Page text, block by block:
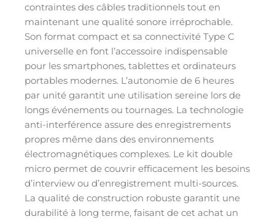
contraintes des câbles traditionnels tout en
maintenant une qualité sonore irréprochable.
Son format compact et sa connectivité Type C
universelle en font l’accessoire indispensable
pour les smartphones, tablettes et ordinateurs
portables modernes. L’autonomie de 6 heures
par unité garantit une utilisation sereine lors de
longs événements ou tournages. La technologie
anti-interférence assure des enregistrements
propres même dans des environnements
électromagnétiques complexes. Le kit double
micro permet de couvrir efficacement les besoins
d’interview ou d’enregistrement multi-sources.
La qualité de construction robuste garantit une
durabilité à long terme, faisant de cet achat un